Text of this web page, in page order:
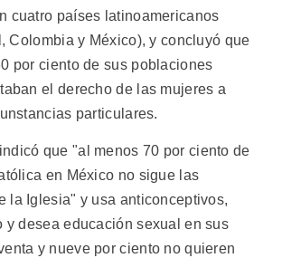
cuatro países latinoamericanos
Colombia y México), y concluyó que
por ciento de sus poblaciones
el derecho de las mujeres a
particulares.
que "al menos 70 por ciento de
en México no sigue las
la Iglesia" y usa anticonceptivos,
y desea educación sexual en sus
y nueve por ciento no quieren